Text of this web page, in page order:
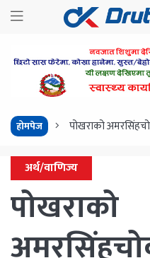
होमपेज पोखराको
अर्थ/वाणिज्य
पोखराको